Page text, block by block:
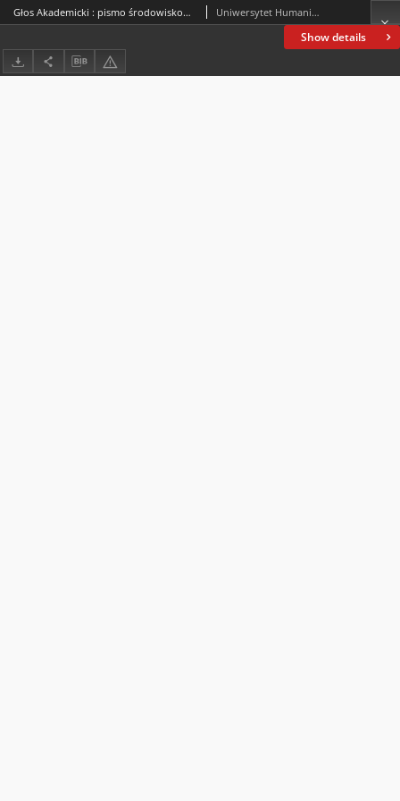
Show details
Głos Akademicki : pismo środowiskowe Uniwersytetu Humanistyczno-Przyrodniczego Jana Kochanowskiego w Kielcach. 2009, R. XVI, nr 56 : październik 2009 Uniwersytet Humanistyczno-Przyrodniczy Jana Kochanowskiego (Kielce)